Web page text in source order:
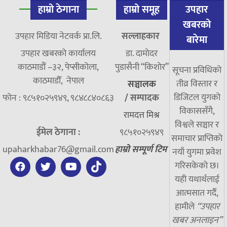
हाम्रो ठेगाना
उपहार मिडिया नेटवर्क प्रा.लि.
उपहार खबरको कार्यालय
काठमाडौं –३२, पेप्सीकोला,
काठमाडौँ, नेपाल
फोन : ९८५१०२५९४९, ९८४८८४०८६३
ईमेल ठेगाना :
upaharkhabar76@gmail.com
हाम्रो समूह
सल्लाहकार
डा. दामाेदर
पुडासैनी “किशाेर”
सञ्चालक
/सम्पादक
रामदत्त मिश्र
९८५१०२५९४९
हाम्रो सम्पूर्ण टिम
उपहार
खबरको
बारेमा
सूचना प्रविधिको
तीव्र विस्तार र
डिजिटल युगको
विकाससँगै,
विश्वले सञ्चार र
समाचार प्राप्तिको
नयाँ युगमा प्रवेश
गरिसकेको छ।
यही यथार्थलाई
आत्मसात गर्दै,
हामीले “उपहार
खबर अनलाइन”